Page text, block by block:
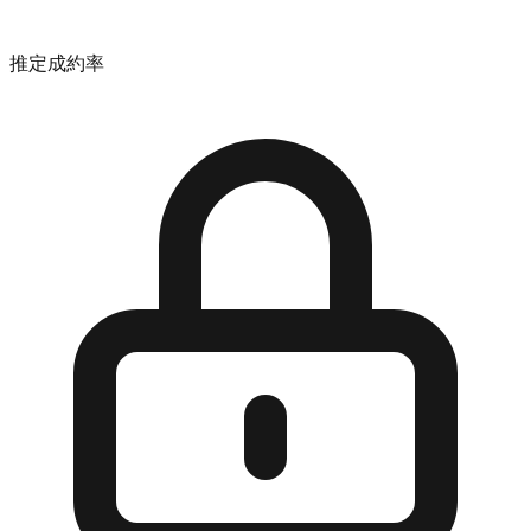
推定成約率